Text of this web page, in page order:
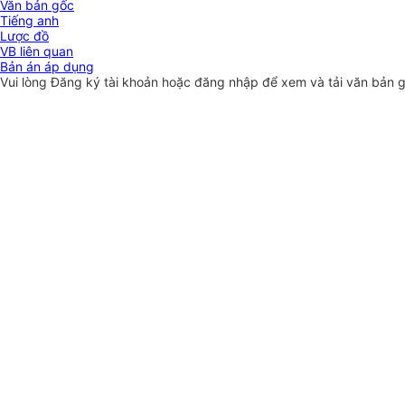
Văn bản gốc
Tiếng anh
Lược đồ
VB liên quan
Bản án áp dụng
Vui lòngĐăng ký tài khoản hoặc đăng nhập để xem và tải văn bản